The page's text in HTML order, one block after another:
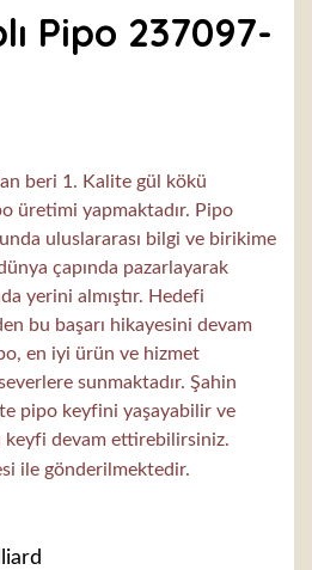
Pipo 237097-
beri 1. Kalite gül kökü
üretimi yapmaktadır. Pipo
uluslararası bilgi ve birikime
çapında pazarlayarak
yerini almıştır. Hedefi
bu başarı hikayesini devam
en iyi ürün ve hizmet
sunmaktadır. Şahin
pipo keyfini yaşayabilir ve
keyfi devam ettirebilirsiniz.
ile gönderilmektedir.